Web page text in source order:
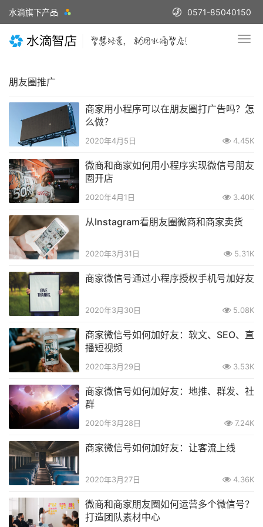
水滴旗下产品 0571-85040150
朋友圈推广
商家用小程序可以在朋友圈打广告吗？怎
么做？
2020年4月5日 4.45K
微商和商家如何用小程序实现微信号朋友
圈开店
2020年4月1日 3.40K
从Instagram看朋友圈微商和商家卖货
2020年3月31日 5.31K
商家微信号通过小程序授权手机号加好友
2020年3月30日 5.08K
商家微信号如何加好友：软文、SEO、直
播短视频
2020年3月29日 3.53K
商家微信号如何加好友：地推、群发、社
群
2020年3月28日 7.24K
商家微信号如何加好友：让客流上线
2020年3月27日 4.36K
微商和商家朋友圈如何运营多个微信号？
打造团队素材中心